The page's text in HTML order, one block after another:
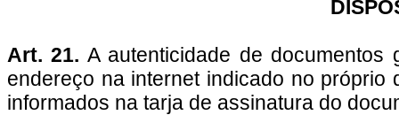
Art. 21. A autenticidade de
endereço na internet indicado no
informados na tarja de assinatura do